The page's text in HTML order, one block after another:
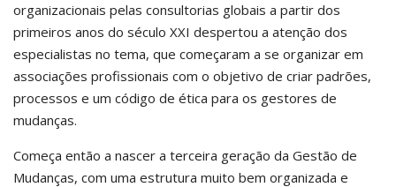
organizacionais pelas consultorias globais a partir dos
primeiros anos do século XXI despertou a atenção dos
especialistas no tema, que começaram a se organizar em
associações profissionais com o objetivo de criar padrões,
processos e um código de ética para os gestores de
mudanças.
Começa então a nascer a terceira geração da Gestão de
Mudanças, com uma estrutura muito bem organizada e